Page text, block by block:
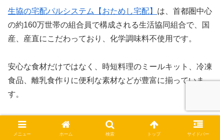
生協の宅配パルシステム【おためし宅配】 は、首都圏中心
の約160万世帯の組合員で構成される生活協同組合で、国
産、産直にこだわっており、化学調味料不使用です。
安心な食材だけではなく、時短料理のミールキット、冷凍
食品、離乳食作りに便利な素材などが豊富に揃っていま
す。
お試しできる！
メニュー ホーム 検索 トップ サイドバー